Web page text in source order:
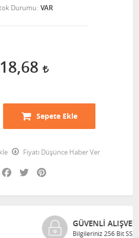
Durumu VAR
18,68
Sepete Ekle
Fiyatı Düşünce Haber Ver
Facebook
Twitter
GÜVENLI ALIŞVERIŞ
Bilgileriniz 256 Bit SSL ile güvende